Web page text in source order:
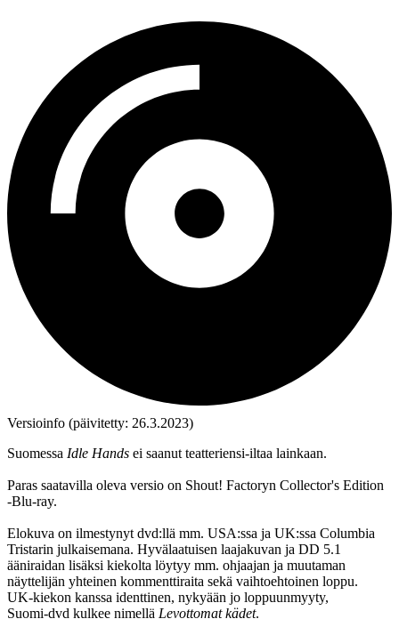
Versioinfo (päivitetty: 26.3.2023)
Suomessa Idle Hands ei saanut teatteriensi-iltaa lainkaan.
Paras saatavilla oleva versio on Shout! Factoryn Collector's Edition
‑Blu‑ray.
Elokuva on ilmestynyt dvd:llä mm. USA:ssa ja UK:ssa Columbia
Tristarin julkaisemana. Hyvälaatuisen laajakuvan ja DD 5.1
ääniraidan lisäksi kiekolta löytyy mm. ohjaajan ja muutaman
näyttelijän yhteinen kommenttiraita sekä vaihtoehtoinen loppu.
UK‑kiekon kanssa identtinen, nykyään jo loppuunmyyty,
Suomi‑dvd kulkee nimellä Levottomat kädet.